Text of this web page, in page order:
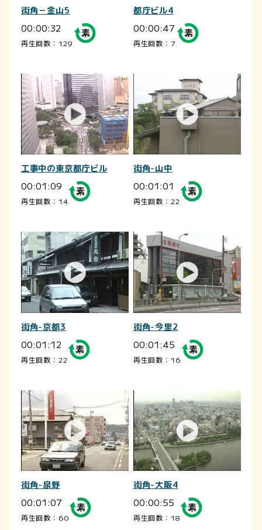
街角－金山5
00:00:32
再生回数：129
都庁ビル4
00:00:47
再生回数：7
工事中の東京都庁ビル
00:01:09
再生回数：14
街角-山中
00:01:01
再生回数：22
街角-京都3
00:01:12
再生回数：22
街角-今里2
00:01:45
再生回数：16
街角-泉野
00:01:07
再生回数：60
街角-大阪4
00:00:55
再生回数：18